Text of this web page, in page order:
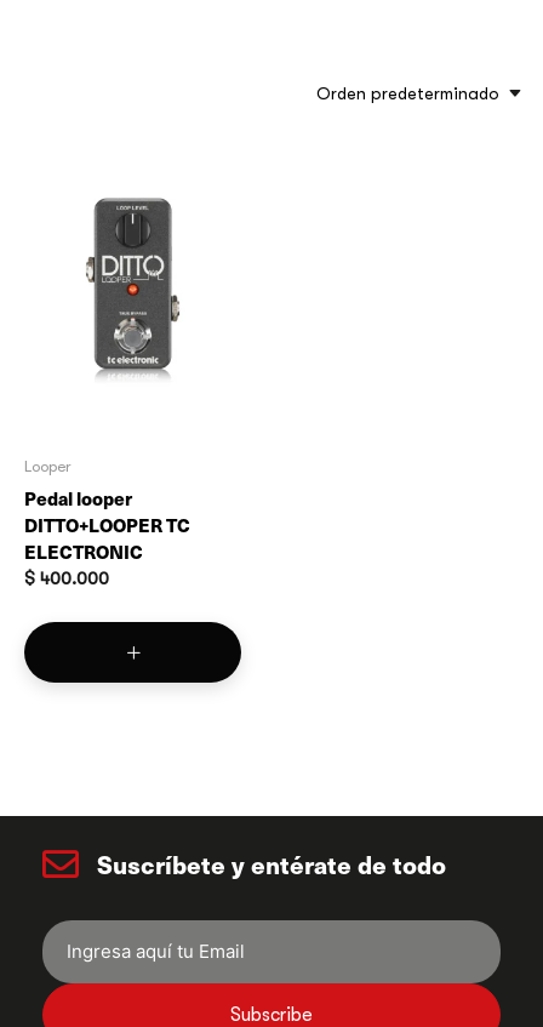
Orden predeterminado
Looper
Pedal looper
DITTO+LOOPER TC
ELECTRONIC
$ 400.000
Suscríbete y entérate de todo
Subscribe